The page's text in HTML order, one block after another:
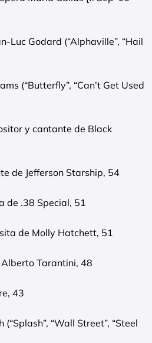
Luc Godard (“Alphaville”, “Hail
(“Butterfly”, “Can’t Get Used
y cantante de Black
de Jefferson Starship, 54
de .38 Special, 51
de Molly Hatchett, 51
Tarantini, 48
43
“Wall Street”, “Steel